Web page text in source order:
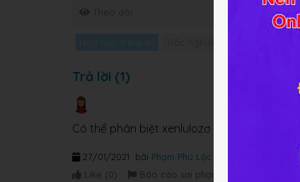
Theo dõi
Trả lời (1)
Có thể phân biệt xenlulozơ với tinh bột
bởi Phạm Phú Lộc Nữ
27/01/2021
Like (0) Báo cáo sai phạm